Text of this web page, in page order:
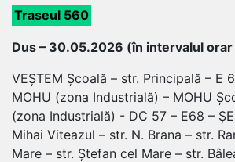
Traseul 560
Dus – 30.05.2026 (în intervalul
VEȘTEM Școală – str. Principală – E
MOHU (zona Industrială) – MOHU
(zona Industrială) - DC 57 – E68 –
Mihai Viteazul – str. N. Brana – str.
Mare – str. Ștefan cel Mare – str.